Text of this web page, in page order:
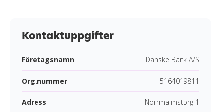
Kontaktuppgifter
Företagsnamn Danske Bank A/S
Org.nummer 5164019811
Adress Norrmalmstorg 1